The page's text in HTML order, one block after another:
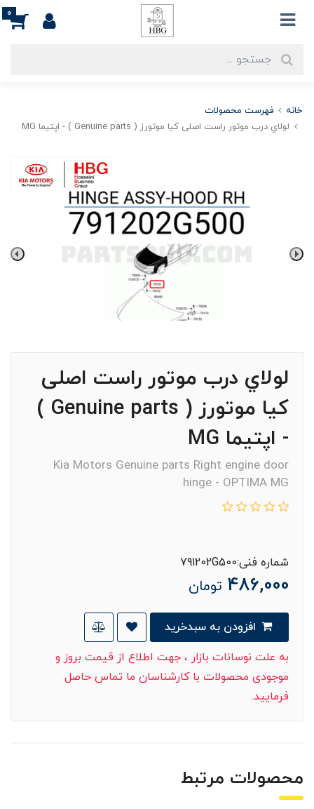
0
خانه
فهرست محصولات
لولاي درب موتور راست اصلی کیا موتورز ( Genuine parts ) - اپتيما MG
لولاي درب موتور راست اصلی
کیا موتورز ( Genuine parts )
- اپتيما MG
Kia Motors Genuine parts Right engine door
hinge - OPTIMA MG
شماره فنی:791202G500
486,000 تومان
به علت نوسانات بازار ، جهت اطلاع از قیمت بروز و
موجودی محصولات با کارشناسان ما تماس حاصل
فرمایید.
محصولات مرتبط